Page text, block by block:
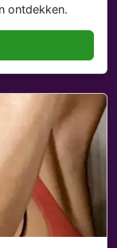
ontdekken.